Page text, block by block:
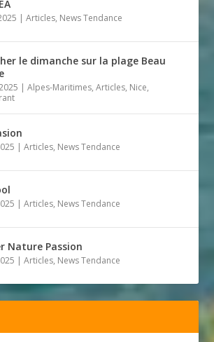
|Articles, News Tendance
le dimanche sur la plage Beau
|Alpes-Maritimes,Articles, Nice,
|Articles, News Tendance
|Articles, News Tendance
Nature Passion
|Articles, News Tendance